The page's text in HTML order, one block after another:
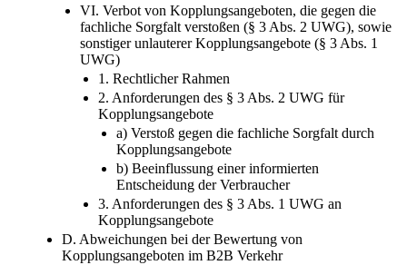
VI. Verbot von Kopplungsangeboten, die gegen die
fachliche Sorgfalt verstoßen (§ 3 Abs. 2 UWG), sowie
sonstiger unlauterer Kopplungsangebote (§ 3 Abs. 1
UWG)
1. Rechtlicher Rahmen
2. Anforderungen des § 3 Abs. 2 UWG für
Kopplungsangebote
a) Verstoß gegen die fachliche Sorgfalt durch
Kopplungsangebote
b) Beeinflussung einer informierten
Entscheidung der Verbraucher
3. Anforderungen des § 3 Abs. 1 UWG an
Kopplungsangebote
D. Abweichungen bei der Bewertung von
Kopplungsangeboten im B2B Verkehr